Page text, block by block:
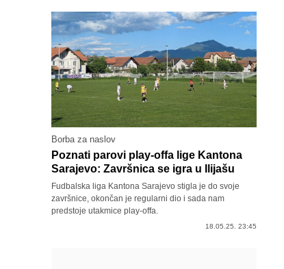
Borba za naslov
Poznati parovi play-offa lige Kantona
Sarajevo: Završnica se igra u Ilijašu
Fudbalska liga Kantona Sarajevo stigla je do svoje
završnice, okončan je regularni dio i sada nam
predstoje utakmice play-offa.
18.05.25. 23:45